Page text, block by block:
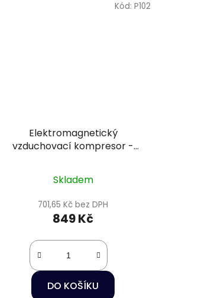
Elektromagnetický
vzduchovací kompresor -
Skladem
701,65 Kč bez DPH
849 Kč
DO KOŠÍKU
Kód: P102